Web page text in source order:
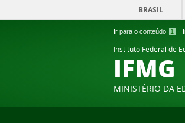
Ir para o conteúdo 1
BRASIL
Instituto Federal de
IFMG
MINISTÉRIO DA